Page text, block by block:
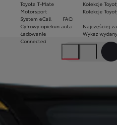
Toyota T-Mate
Motorsport
System eCall
Cyfrowy opiekun auta
Ładowanie
Connected
Kolekcje
Kolekcje
FAQ
Najczęściej
Wykaz